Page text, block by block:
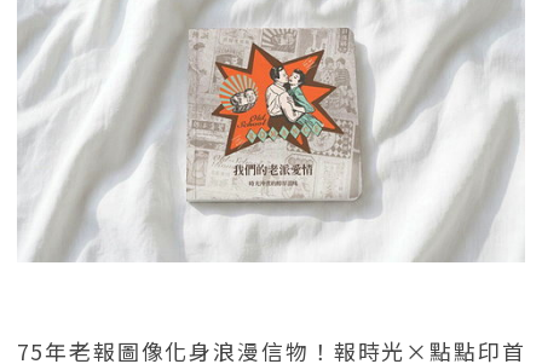
75年老報圖像化身浪漫信物！報時光×點點印首